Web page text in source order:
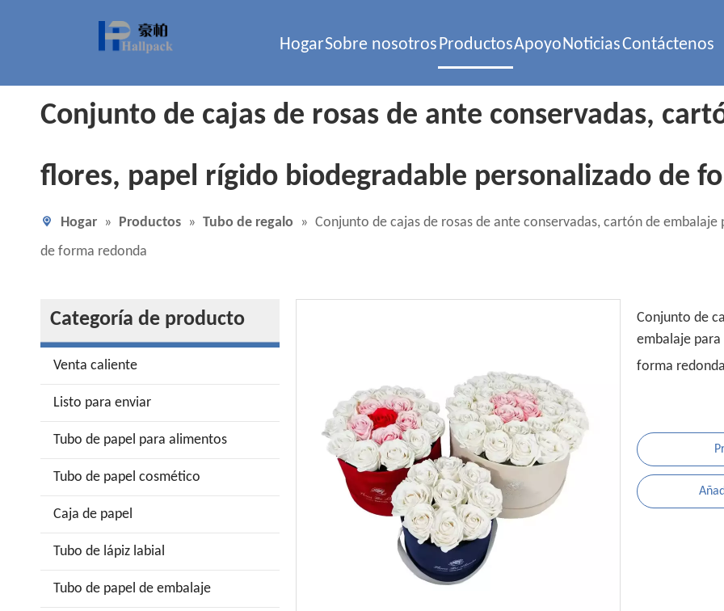
HogarSobre nosotrosProductosApoyoNoticiasContáctenos
Conjunto de cajas de rosas de ante conservadas,
flores, papel rígido biodegradable personalizado de
Hogar » Productos » Tubo de regalo » Conjunto de cajas de rosas de ante conservadas, cartón de
de forma redonda
Categoría de producto
Venta caliente
Listo para enviar
Tubo de papel para alimentos
Tubo de papel cosmético
Caja de papel
Tubo de lápiz labial
Tubo de papel de embalaje
Conjunto de
embalaje
forma